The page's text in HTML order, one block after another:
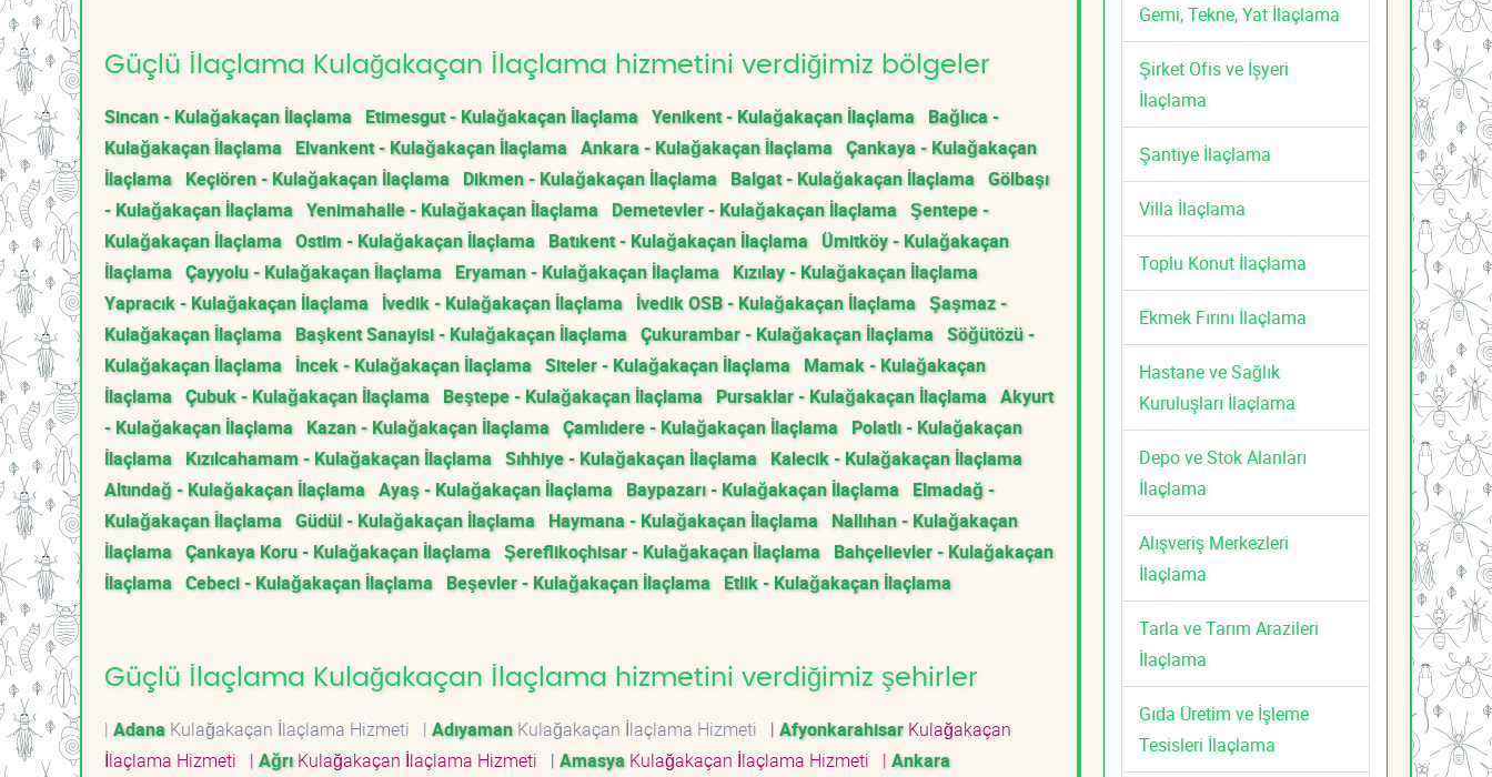
Güçlü İlaçlama Kulağakaçan İlaçlama hizmetini verdiğimiz bölgeler
Sincan - Kulağakaçan İlaçlama Etimesgut - Kulağakaçan İlaçlama Yenikent - Kulağakaçan İlaçlama Bağlıca -
Kulağakaçan İlaçlama Elvankent - Kulağakaçan İlaçlama Ankara - Kulağakaçan İlaçlama Çankaya - Kulağakaçan
İlaçlama Keçiören - Kulağakaçan İlaçlama Dikmen - Kulağakaçan İlaçlama Balgat - Kulağakaçan İlaçlama Gölbaşı
- Kulağakaçan İlaçlama Yenimahalle - Kulağakaçan İlaçlama Demetevler - Kulağakaçan İlaçlama Şentepe -
Kulağakaçan İlaçlama Ostim - Kulağakaçan İlaçlama Batıkent - Kulağakaçan İlaçlama Ümitköy - Kulağakaçan
İlaçlama Çayyolu - Kulağakaçan İlaçlama Eryaman - Kulağakaçan İlaçlama Kızılay - Kulağakaçan İlaçlama
Yapracık - Kulağakaçan İlaçlama İvedik - Kulağakaçan İlaçlama İvedik OSB - Kulağakaçan İlaçlama Şaşmaz -
Kulağakaçan İlaçlama Başkent Sanayisi - Kulağakaçan İlaçlama Çukurambar - Kulağakaçan İlaçlama Söğütözü -
Kulağakaçan İlaçlama İncek - Kulağakaçan İlaçlama Siteler - Kulağakaçan İlaçlama Mamak - Kulağakaçan
İlaçlama Çubuk - Kulağakaçan İlaçlama Beştepe - Kulağakaçan İlaçlama Pursaklar - Kulağakaçan İlaçlama Akyurt
- Kulağakaçan İlaçlama Kazan - Kulağakaçan İlaçlama Çamlıdere - Kulağakaçan İlaçlama Polatlı - Kulağakaçan
İlaçlama Kızılcahamam - Kulağakaçan İlaçlama Sıhhiye - Kulağakaçan İlaçlama Kalecik - Kulağakaçan İlaçlama
Altındağ - Kulağakaçan İlaçlama Ayaş - Kulağakaçan İlaçlama Baypazarı - Kulağakaçan İlaçlama Elmadağ -
Kulağakaçan İlaçlama Güdül - Kulağakaçan İlaçlama Haymana - Kulağakaçan İlaçlama Nallıhan - Kulağakaçan
İlaçlama Çankaya Koru - Kulağakaçan İlaçlama Şereflikoçhisar - Kulağakaçan İlaçlama Bahçelievler - Kulağakaçan
İlaçlama Cebeci - Kulağakaçan İlaçlama Beşevler - Kulağakaçan İlaçlama Etlik - Kulağakaçan İlaçlama
Güçlü İlaçlama Kulağakaçan İlaçlama hizmetini verdiğimiz şehirler
| Adana Kulağakaçan İlaçlama Hizmeti | AdıyamanKulağakaçan İlaçlama Hizmeti | Afyonkarahisar Kulağakaçan
İlaçlama Hizmeti
| AğrıKulağakaçan İlaçlama Hizmeti | Amasya Kulağakaçan İlaçlama Hizmeti | Ankara
Gemi, Tekne, Yat İlaçlama
Şirket Ofis ve İşyeri
İlaçlama
Şantiye İlaçlama
Villa İlaçlama
Toplu Konut İlaçlama
Ekmek Fırını İlaçlama
Hastane ve Sağlık
Kuruluşları İlaçlama
Depo ve Stok Alanları
İlaçlama
Alışveriş Merkezleri
İlaçlama
Tarla ve Tarım Arazileri
İlaçlama
Gıda Üretim ve İşleme
Tesisleri İlaçlama